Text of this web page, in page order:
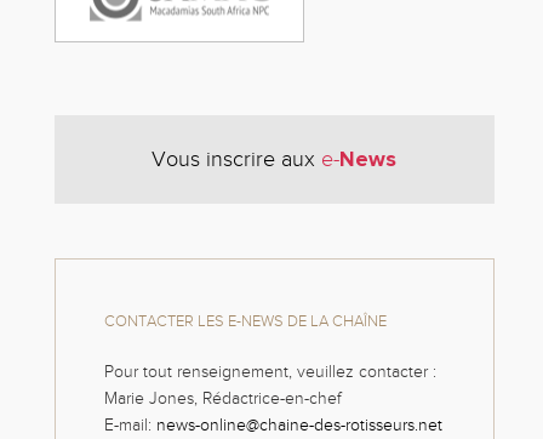
Vous inscrire aux e-News
CONTACTER LES E-NEWS DE LA CHAÎNE
Pour tout renseignement, veuillez contacter :
Marie Jones, Rédactrice-en-chef
E-mail: news-online@chaine-des-rotisseurs.net